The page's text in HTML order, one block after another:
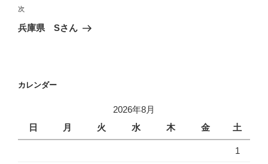
ビ
ゲ
ン
稿
次
の
次
兵庫県 Sさん
カレンダー
2026年8月
日
月 火 水 木 金 土
1